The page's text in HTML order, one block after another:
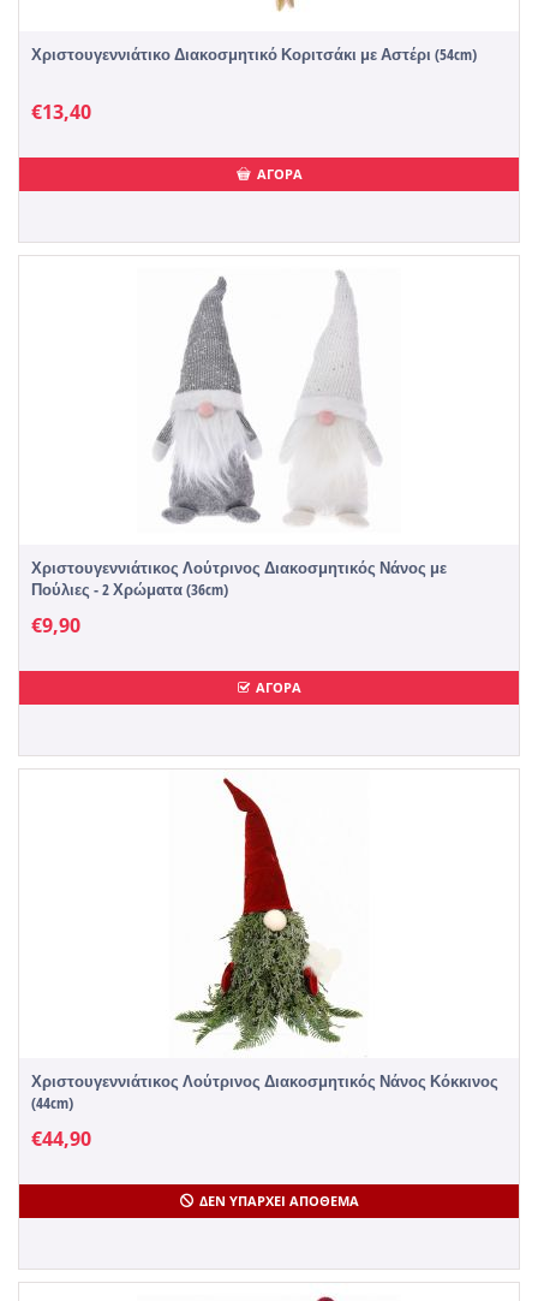
Χριστουγεννιάτικο Διακοσμητικό Κοριτσάκι με Αστέρι (54cm)
€13,40
ΑΓΟΡΑ
Χριστουγεννιάτικος Λούτρινος Διακοσμητικός Νάνος με
Πούλιες - 2 Χρώματα (36cm)
€9,90
ΑΓΟΡΑ
Χριστουγεννιάτικος Λούτρινος Διακοσμητικός Νάνος Κόκκινος
(44cm)
€44,90
ΔΕΝ ΥΠΆΡΧΕΙ ΑΠΌΘΕΜΑ